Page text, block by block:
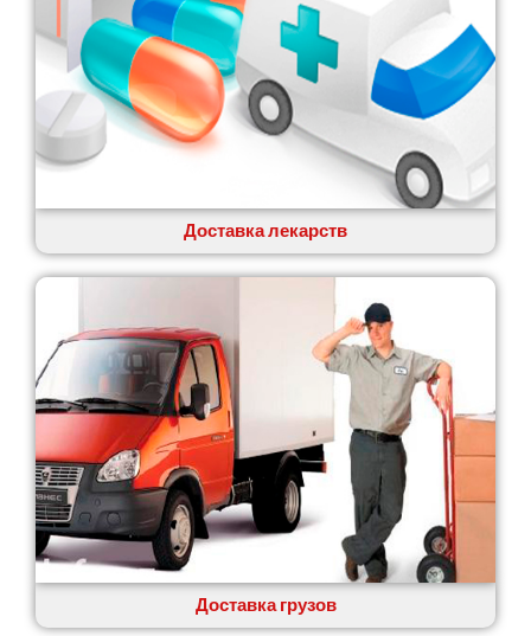
Казатин
Кобеляки
Коцюбинское
Конотоп
Коростень
Корсунь-Шевченковский
Ковель
Козин
Кременчуг
Кременец
Кривой Рог
Кролевец
Кропивницкий
Крыховцы
Крюковщина
Крыжановка
Ладыжин
Лесники
Доставка лекарств
Доставка грузов